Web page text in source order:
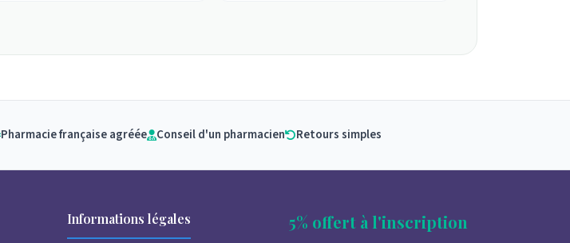
Pharmacie française agréée Conseil d'un pharmacien Retours simples
Informations légales 5% offert à l'inscription